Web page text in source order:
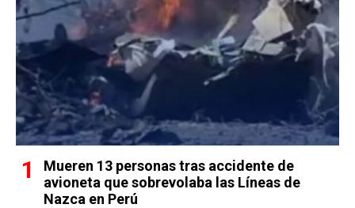
Mueren 13 personas tras accidente de
avioneta que sobrevolaba las Líneas de
Nazca en Perú